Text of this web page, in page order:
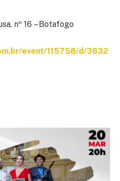
nº 16 – Botafogo
event/115758/d/3632